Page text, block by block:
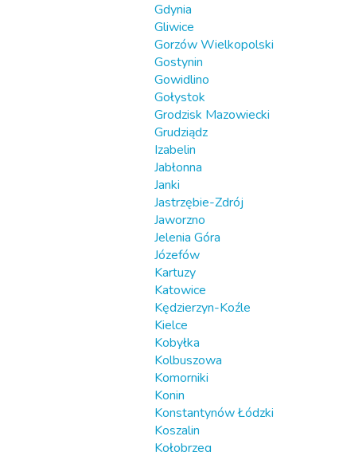
Gdynia
Gliwice
Gorzów Wielkopolski
Gostynin
Gowidlino
Gołystok
Grodzisk Mazowiecki
Grudziądz
Izabelin
Jabłonna
Janki
Jastrzębie-Zdrój
Jaworzno
Jelenia Góra
Józefów
Kartuzy
Katowice
Kędzierzyn-Koźle
Kielce
Kobyłka
Kolbuszowa
Komorniki
Konin
Konstantynów Łódzki
Koszalin
Kołobrzeg